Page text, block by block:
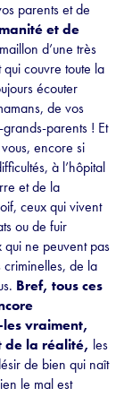
parents et de
et de
d’une très
qui couvre toute la
écouter
de vos
parents ! Et
encore si
à l’hôpital
et de la
ceux qui vivent
ou de fuir
ne peuvent pas
criminelles, de la
Bref, tous ces
les vraiment,
de la réalité, les
de bien qui naît
le mal est